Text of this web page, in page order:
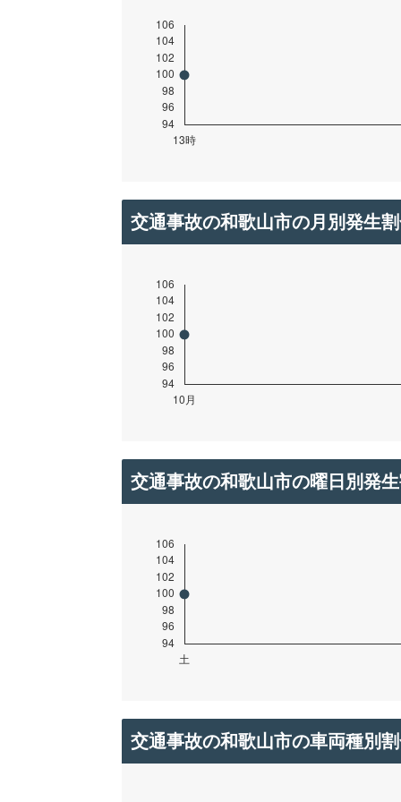
交通事故の和歌山市の月別発生
交通事故の和歌山市の曜日別発
交通事故の和歌山市の車両種別